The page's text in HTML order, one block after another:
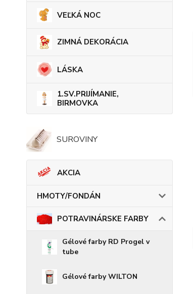
VEĽKÁ NOC
ZIMNÁ DEKORÁCIA
LÁSKA
1.SV.PRIJÍMANIE,
BIRMOVKA
SUROVINY
AKCIA
HMOTY/FONDÁN
POTRAVINÁRSKE FARBY
Gélové farby RD Progel v
tube
Gélové farby WILTON